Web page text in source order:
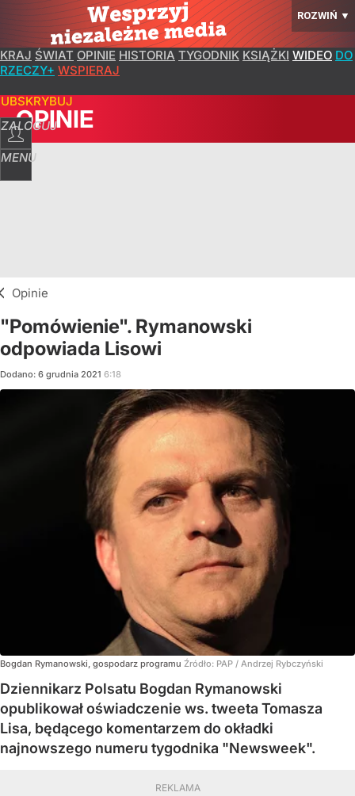
ROZWIŃ ▼
KRAJ ŚWIAT OPINIE HISTORIA TYGODNIK KSIĄŻKI WIDEO DO
RZECZY+ WSPIERAJ
ZALOGUJ
MENU
OPINIE
Opinie
"Pomówienie". Rymanowski
odpowiada Lisowi
Dodano: 6 grudnia 2021 6:18
Bogdan Rymanowski, gospodarz programu Źródło: PAP / Andrzej Rybczyński
Dziennikarz Polsatu Bogdan Rymanowski
opublikował oświadczenie ws. tweeta Tomasza
Lisa, będącego komentarzem do okładki
najnowszego numeru tygodnika "Newsweek".